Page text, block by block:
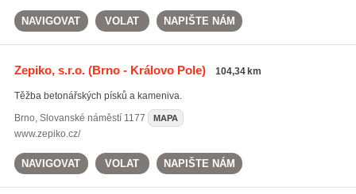
NAVIGOVAT VOLAT NAPIŠTE NÁM
Zepiko, s.r.o.(Brno - Královo Pole) 104,34 km
Těžba betonářských písků a kameniva.
Brno, Slovanské náměstí 1177 MAPA
www.zepiko.cz/
NAVIGOVAT VOLAT NAPIŠTE NÁM